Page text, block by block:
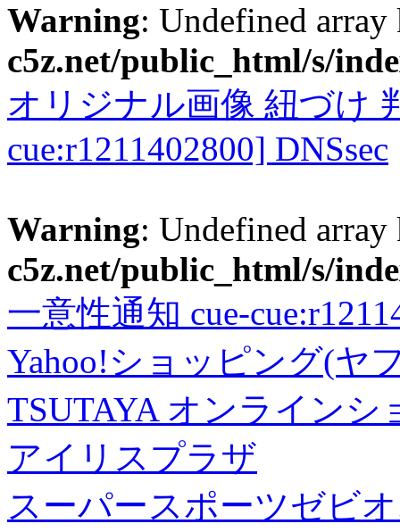
Warning: Undefined
c5z.net/public_html/s/
オリジナル画像 紐づけ
cue:r1211402800] DNSsec
Warning: Undefined
c5z.net/public_html/s/
一意性通知 cue-
Yahoo!ショッピング(ヤ
TSUTAYA オンラインシ
アイリスプラザ
スーパースポーツゼビ